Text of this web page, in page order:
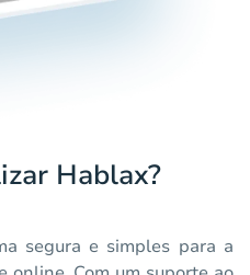
Hablax?
segura e simples para a